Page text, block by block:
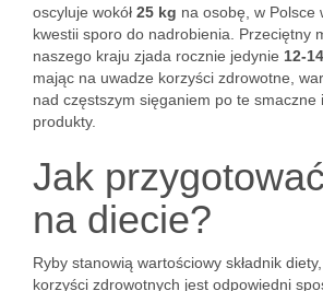
oscyluje wokół 25 kg na osobę, w Polsce
kwestii sporo do nadrobienia. Przeciętny
naszego kraju zjada rocznie jedynie 12-
mając na uwadze korzyści zdrowotne,
nad częstszym sięganiem po te smaczne
produkty.
Jak
na diecie?
Ryby stanowią wartościowy składnik
korzyści zdrowotnych jest odpowiedni